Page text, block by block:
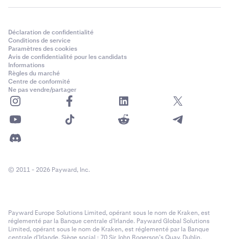
Déclaration de confidentialité
Conditions de service
Paramètres des cookies
Avis de confidentialité pour les candidats
Informations
Règles du marché
Centre de conformité
Ne pas vendre/partager
© 2011 - 2026 Payward, Inc.
Payward Europe Solutions Limited, opérant sous le nom de Kraken, est
réglementé par la Banque centrale d’Irlande. Payward Global Solutions
Limited, opérant sous le nom de Kraken, est réglementé par la Banque